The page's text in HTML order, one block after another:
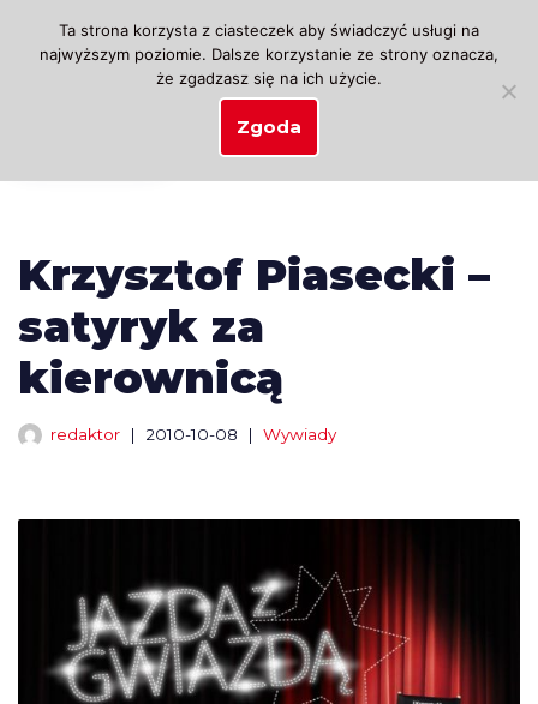
Przejdź
Krzysztof Piasecki –
satyryk za
kierownicą
redaktor 2010-10-08 Wywiady
Ta strona korzysta z ciasteczek aby świadczyć usługi na
najwyższym poziomie. Dalsze korzystanie ze strony oznacza,
że zgadzasz się na ich użycie.
Zgoda